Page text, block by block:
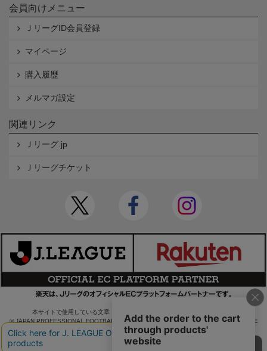
会員向けメニュー
ＪリーグID会員登録
マイページ
購入履歴
メルマガ設定
関連リンク
Ｊリーグ.jp
Ｊリーグチケット
本サイトで使用している文章・画像等の無断での複製・転載を禁止します。
© JAPAN PROFESSIONAL FOOTBALL LEAGUE Rakuten Group, Inc. ALL RIGHTS RE
SERVED.